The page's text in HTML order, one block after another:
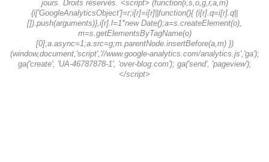
jours. Droits réservés. <script> (function(i,s,o,g,r,a,m)
{i['GoogleAnalyticsObject']=r;i[r]=i[r]||function(){ (i[r].q=i[r].q||
[]).push(arguments)},i[r].l=1*new Date();a=s.createElement(o),
m=s.getElementsByTagName(o)
[0];a.async=1;a.src=g;m.parentNode.insertBefore(a,m) })
(window,document,'script','//www.google-analytics.com/analytics.js','ga');
ga('create', 'UA-46787878-1', 'over-blog.com'); ga('send', 'pageview');
</script>